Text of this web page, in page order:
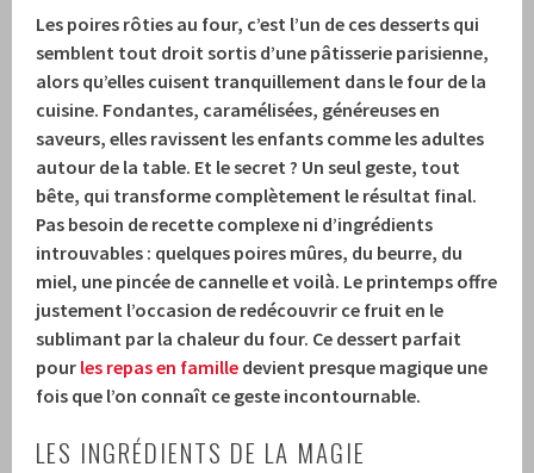
Les poires rôties au four, c’est l’un de ces desserts qui
semblent tout droit sortis d’une pâtisserie parisienne,
alors qu’elles cuisent tranquillement dans le four de la
cuisine. Fondantes, caramélisées, généreuses en
saveurs, elles ravissent les enfants comme les adultes
autour de la table. Et le secret ? Un seul geste, tout
bête, qui transforme complètement le résultat final.
Pas besoin de recette complexe ni d’ingrédients
introuvables : quelques poires mûres, du beurre, du
miel, une pincée de cannelle et voilà. Le printemps offre
justement l’occasion de redécouvrir ce fruit en le
sublimant par la chaleur du four. Ce dessert parfait
pour les repas en famille devient presque magique une
fois que l’on connaît ce geste incontournable.
LES INGRÉDIENTS DE LA MAGIE